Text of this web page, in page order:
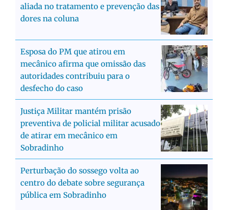
aliada no tratamento e prevenção das
dores na coluna
Esposa do PM que atirou em
mecânico afirma que omissão das
autoridades contribuiu para o
desfecho do caso
Justiça Militar mantém prisão
preventiva de policial militar acusado
de atirar em mecânico em
Sobradinho
Perturbação do sossego volta ao
centro do debate sobre segurança
pública em Sobradinho